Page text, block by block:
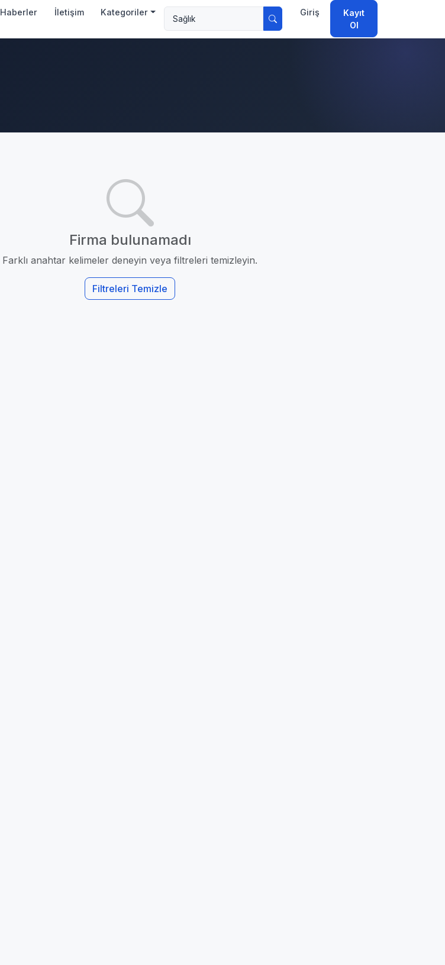
Haberler İletişim Kategoriler Giriş
Kayıt
Ol
Firma bulunamadı
Farklı anahtar kelimeler deneyin veya filtreleri temizleyin.
Filtreleri Temizle